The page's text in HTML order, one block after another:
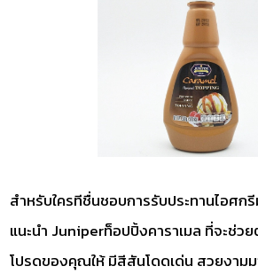
สำหรับใครทีชื่นชอบการรับประทานไอศก
แนะนำ Juniperท็อปปิ้งคาราเมล ที่จะช่ว
โปรดของคุณให้ มีสีสันโดดเด่น สวยงาม